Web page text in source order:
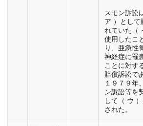
スモン訴訟
ア ）として
れていた（
使用したこ
り、亜急性
神経症に罹
ことに対す
賠償訴訟で
１９７９年
ン訴訟等を
して（ ウ
された。